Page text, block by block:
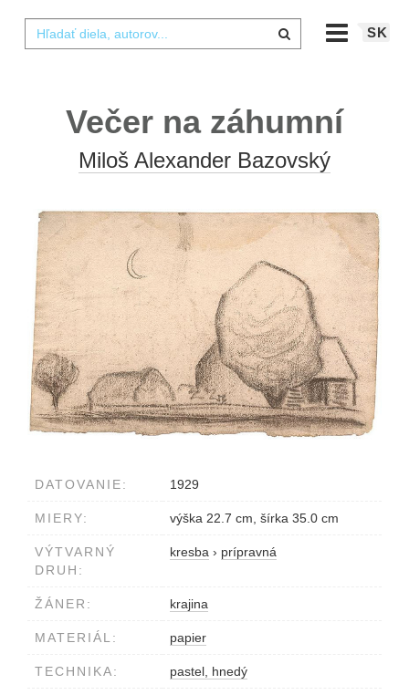
SK
Večer na záhumní
Miloš Alexander Bazovský
DATOVANIE: 1929
MIERY: výška 22.7 cm, šírka 35.0 cm
VÝTVARNÝ
DRUH:
kresba › prípravná
ŽÁNER: krajina
MATERIÁL: papier
TECHNIKA: pastel, hnedý